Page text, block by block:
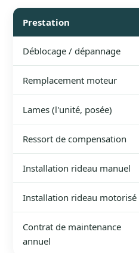
Prestation
Déblocage / dépannage
Remplacement moteur
Lames (l'unité, posée)
Ressort de compensation
Installation rideau manuel
Installation rideau motorisé
Contrat de maintenance
annuel